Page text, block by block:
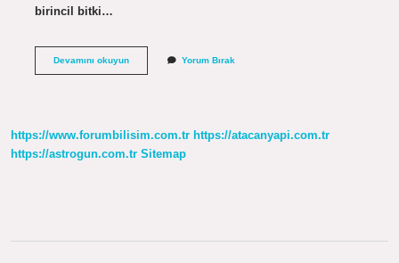
birincil bitki…
Devamını okuyunBaşlıca
Yorum Bırak
https://www.forumbilisim.com.tr https://atacanyapi.com.tr
https://astrogun.com.tr Sitemap